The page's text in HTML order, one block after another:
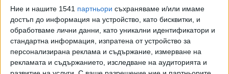
Ние и нашите 1541 партньори съхраняваме и/или имаме
достъп до информация на устройство, като бисквитки, и
обработваме лични данни, като уникални идентификатори и
стандартна информация, изпратена от устройство за
персонализирана реклама и съдържание, измерване на
рекламата и съдържанието, изследване на аудиторията и
обяснение за стартирането на приложението, което ще
бъде на разположение от 13 февруари.
DPC заяви, че не е получил никаква документация
относно оценката на защитата на данните или процеса
на вземане на решения, предприет от Facebook.